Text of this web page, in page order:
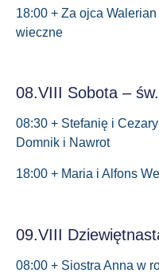
18:00 + Za ojca
wieczne
08.VIII Sobota –
08:30 + Stefanię i
Domnik i Nawrot
18:00 + Maria i Alfons
09.VIII
08:00 + Siostra Anna w